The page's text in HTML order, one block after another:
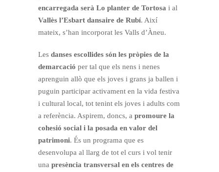
encarregada serà Lo planter de Tortosa i al
Vallès l’Esbart dansaire de Rubí. Així
mateix, s’han incorporat les Valls d’Àneu.
Lesdanses escollides són les pròpies de la
demarcació per tal que els nens i nenes
aprenguin allò que els joves i grans ja ballen i
puguin participar activament en la vida festiva
i cultural local, tot tenint els joves i adults com
a referència. Aspirem, doncs, apromoure la
cohesió social i la posada en valor del
patrimoni. És un programa que es
desenvolupa al llarg de tot el curs i vol tenir
unapresència transversal en els centres de